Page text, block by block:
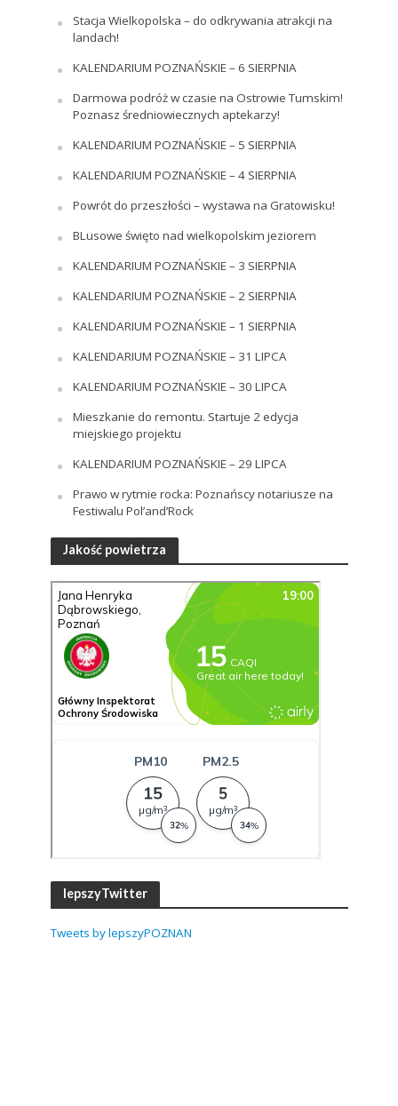
Stacja Wielkopolska – do odkrywania atrakcji na
landach!
KALENDARIUM POZNAŃSKIE – 6 SIERPNIA
Darmowa podróż w czasie na Ostrowie Tumskim!
Poznasz średniowiecznych aptekarzy!
KALENDARIUM POZNAŃSKIE – 5 SIERPNIA
KALENDARIUM POZNAŃSKIE – 4 SIERPNIA
Powrót do przeszłości – wystawa na Gratowisku!
BLusowe święto nad wielkopolskim jeziorem
KALENDARIUM POZNAŃSKIE – 3 SIERPNIA
KALENDARIUM POZNAŃSKIE – 2 SIERPNIA
KALENDARIUM POZNAŃSKIE – 1 SIERPNIA
KALENDARIUM POZNAŃSKIE – 31 LIPCA
KALENDARIUM POZNAŃSKIE – 30 LIPCA
Mieszkanie do remontu. Startuje 2 edycja
miejskiego projektu
KALENDARIUM POZNAŃSKIE – 29 LIPCA
Prawo w rytmie rocka: Poznańscy notariusze na
Festiwalu Pol’and’Rock
Jakość powietrza
lepszyTwitter
Tweets by lepszyPOZNAN